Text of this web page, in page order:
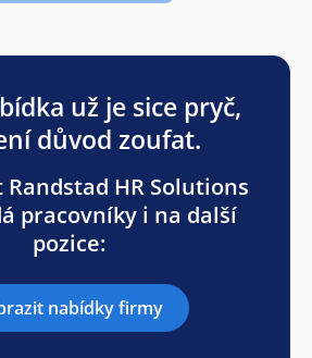
už je sice pryč,
důvod zoufat.
Randstad HR Solutions
pracovníky i na další
pozice:
nabídky firmy